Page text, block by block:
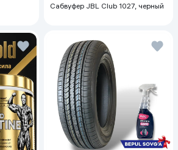
Сабвуфер JBL Club 1027, черный